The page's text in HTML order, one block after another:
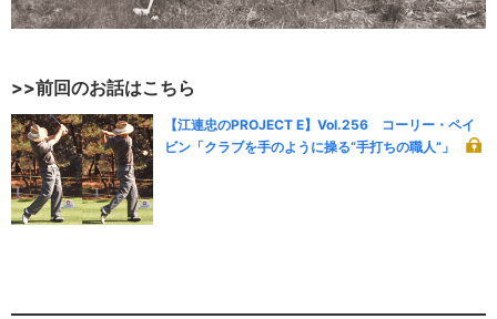
>>前回のお話はこちら
【江連忠のPROJECT E】Vol.256 コーリー・ペイ
ビン「クラブを手のように操る“手打ちの職人”」